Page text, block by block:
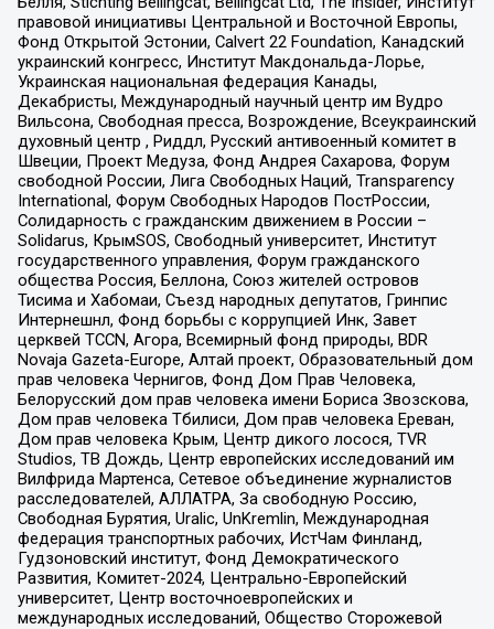
правовой инициативы Центральной и Восточной Европы,
Фонд Открытой Эстонии, Calvert 22 Foundation, Канадский
украинский конгресс, Институт Макдональда-Лорье,
Украинская национальная федерация Канады,
Декабристы, Международный научный центр им Вудро
Вильсона, Свободная пресса, Возрождение, Всеукраинский
духовный центр , Риддл, Русский антивоенный комитет в
Швеции, Проект Медуза, Фонд Андрея Сахарова, Форум
свободной России, Лига Свободных Наций, Transparеncy
International, Форум Свободных Народов ПостРоссии,
Солидарность с гражданским движением в России –
Solidarus, КрымSOS, Свободный университет, Институт
государственного управления, Форум гражданского
общества Россия, Беллона, Союз жителей островов
Тисима и Хабомаи, Съезд народных депутатов, Гринпис
Интернешнл, Фонд борьбы с коррупцией Инк, Завет
церквей TCCN, Агора, Всемирный фонд природы, BDR
Novaja Gazeta-Europe, Алтай проект, Образовательный дом
прав человека Чернигов, Фонд Дом Прав Человека,
Белорусский дом прав человека имени Бориса Звозскова,
Дом прав человека Тбилиси, Дом прав человека Ереван,
Дом прав человека Крым, Центр дикого лосося, TVR
Studios, ТВ Дождь, Центр европейских исследований им
Вилфрида Мартенса, Сетевое объединение журналистов
расследователей, АЛЛАТРА, За свободную Россию,
Свободная Бурятия, Uralic, UnKremlin, Международная
федерация транспортных рабочих, ИстЧам Финланд,
Гудзоновский институт, Фонд Демократического
Развития, Комитет-2024, Центрально-Европейский
университет, Центр восточноевропейских и
международных исследований, Общество Сторожевой